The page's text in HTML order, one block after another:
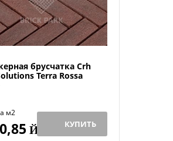
брусчатка Crh
Terra Rossa
м2
Й КУПИТЬ